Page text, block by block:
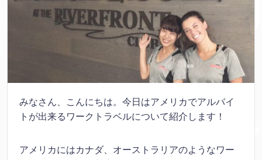
みなさん、こんにちは。今日はアメリカでアルバイ
トが出来るワークトラベルについて紹介します！
アメリカにはカナダ、オーストラリアのようなワー